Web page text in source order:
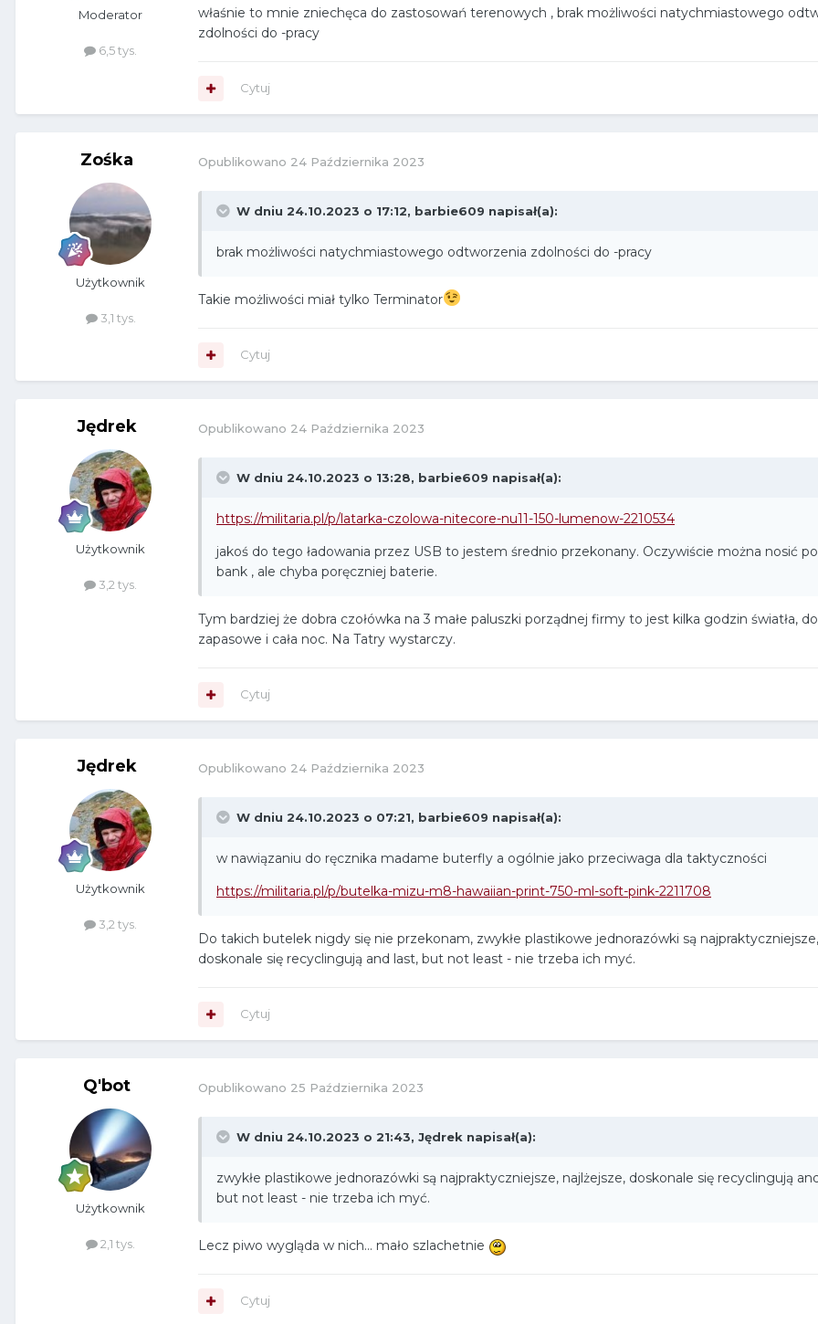
Moderator
6,5 tys.
właśnie to mnie zniechęca do zastosowań terenowych , brak możliwości natychmiastowego
zdolności do -pracy
Cytuj
Zośka
Użytkownik
3,1 tys.
Opublikowano 24 Października 2023
W dniu 24.10.2023 o 17:12, barbie609 napisał(a):
brak możliwości natychmiastowego odtworzenia zdolności do -pracy
Takie możliwości miał tylko Terminator
Cytuj
Jędrek
Użytkownik
3,2 tys.
Opublikowano 24 Października 2023
W dniu 24.10.2023 o 13:28, barbie609 napisał(a):
https://militaria.pl/p/latarka-czolowa-nitecore-nu11-150-lumenow-2210534
jakoś do tego ładowania przez USB to jestem średnio przekonany. Oczywiście można nosić
bank , ale chyba poręczniej baterie.
Tym bardziej że dobra czołówka na 3 małe paluszki porządnej firmy to jest kilka godzin światła,
zapasowe i cała noc. Na Tatry wystarczy.
Cytuj
Jędrek
Użytkownik
3,2 tys.
Opublikowano 24 Października 2023
W dniu 24.10.2023 o 07:21, barbie609 napisał(a):
w nawiązaniu do ręcznika madame buterfly a ogólnie jako przeciwaga dla taktyczności
https://militaria.pl/p/butelka-mizu-m8-hawaiian-print-750-ml-soft-pink-2211708
Do takich butelek nigdy się nie przekonam, zwykłe plastikowe jednorazówki są
doskonale się recyclingują and last, but not least - nie trzeba ich myć.
Cytuj
Q'bot
Użytkownik
2,1 tys.
Opublikowano 25 Października 2023
W dniu 24.10.2023 o 21:43, Jędrek napisał(a):
zwykłe plastikowe jednorazówki są najpraktyczniejsze, najlżejsze, doskonale się recyclingują
but not least - nie trzeba ich myć.
Lecz piwo wygląda w nich... mało szlachetnie
Cytuj